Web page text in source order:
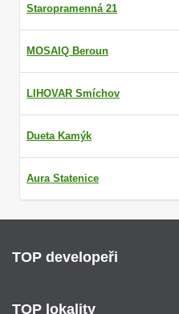
Staropramenná 21
MOSAIQ Beroun
LIHOVAR Smíchov
Dueta Kamýk
Aura Statenice
TOP developeři
TOP lokality